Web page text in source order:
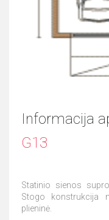
Informacija
G13
Statinio sienos
Stogo konstrukcija
plieninė.